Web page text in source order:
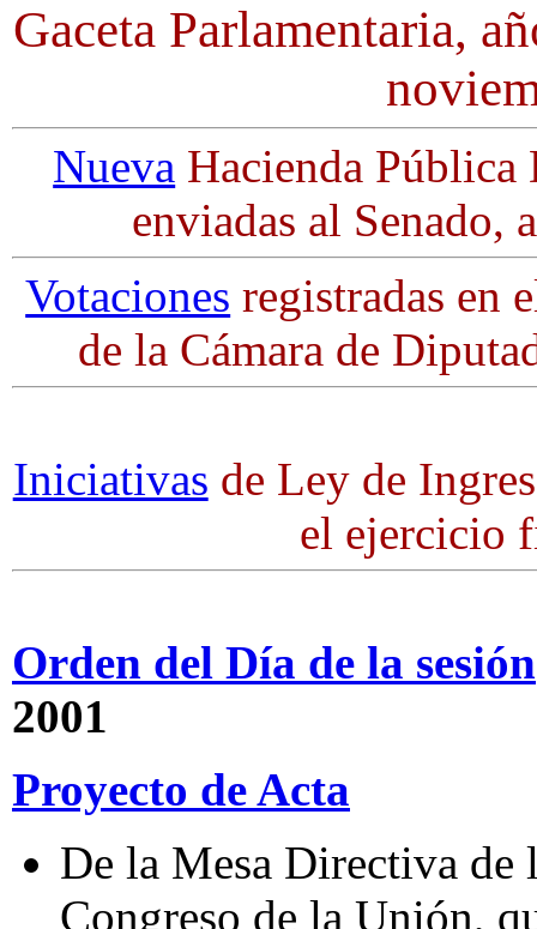
Gaceta Parlamentaria,
Nueva Hacienda
enviadas al Senado,
Votaciones registradas en
de la Cámara de
Iniciativas de Ley de
el ejercicio
Orden del Día de la sesión
2001
Proyecto de Acta
De la Mesa Directiva de
Congreso de la Unión,